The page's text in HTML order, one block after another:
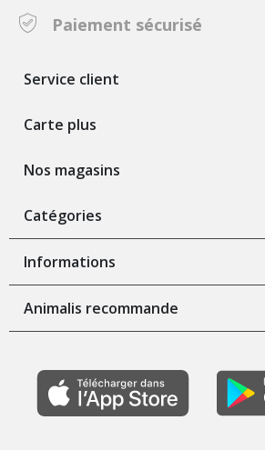
Paiement sécurisé
Service client
Carte plus
Nos magasins
Catégories
Informations
Animalis recommande